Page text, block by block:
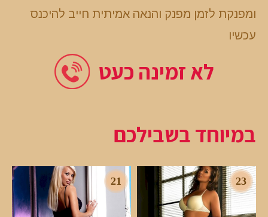
ומפנקת לזמן מפנק והנאה אמיתית חייב להיכנס
עכשיו
לא זמינה כעט
במיוחד בשבילכם
23
21